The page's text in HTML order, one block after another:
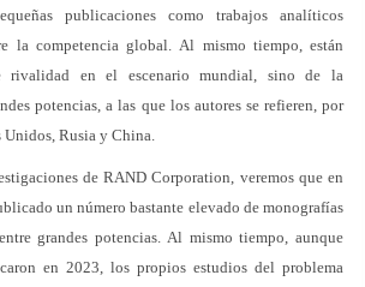
publicaciones como trabajos analíticos
la competencia global. Al mismo tiempo, están
rivalidad en el escenario mundial, sino de la
potencias, a las que los autores se refieren, por
Unidos, Rusia y China.
de RAND Corporation, veremos que en
un número bastante elevado de monografías
grandes potencias. Al mismo tiempo, aunque
en 2023, los propios estudios del problema